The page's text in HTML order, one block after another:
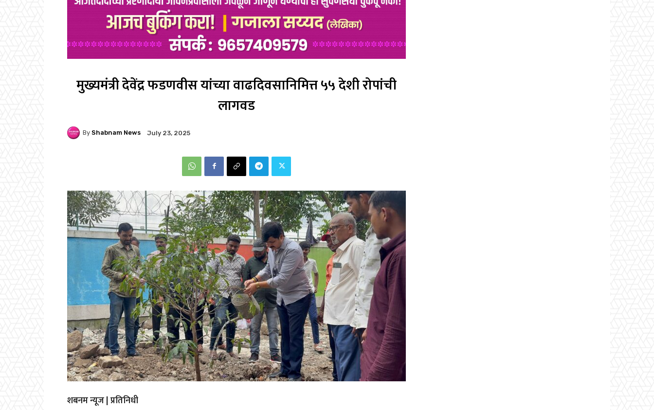
मुख्यमंत्री देवेंद्र फडणवीस यांच्या वाढदिवसानिमित्त ५५ देशी रोपांची
लागवड
By Shabnam News July 23, 2025
शबनम न्यूज | प्रतिनिधी